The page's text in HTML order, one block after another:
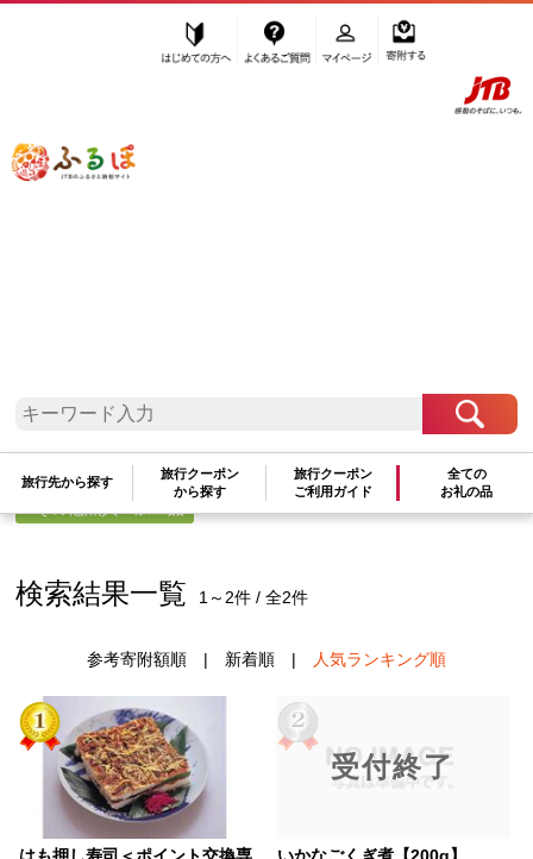
ふるぽ JTBのふるさと納税サイト
旅行先から探す
旅行クーポン
から探す
旅行クーポン
ご利用ガイド
全ての
お礼の品
検索結果一覧 1～2件 / 全2件
参考寄附額順| 新着順| 人気ランキング順
受付終了